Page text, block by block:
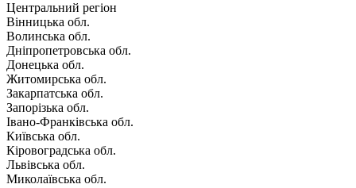
Центральний регіон
Вінницька обл.
Волинська обл.
Дніпропетровська обл.
Донецька обл.
Житомирська обл.
Закарпатська обл.
Запорізька обл.
Івано-Франківська обл.
Київська обл.
Кіровоградська обл.
Львівська обл.
Миколаївська обл.